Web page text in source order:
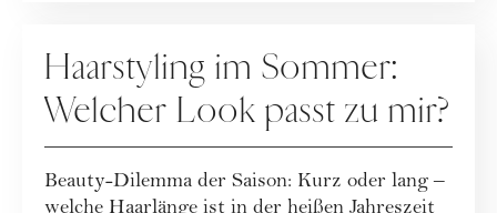
Haarstyling im Sommer:
Welcher Look passt zu mir?
Beauty-Dilemma der Saison: Kurz oder lang –